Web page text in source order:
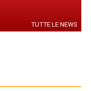
TUTTE LE NEWS